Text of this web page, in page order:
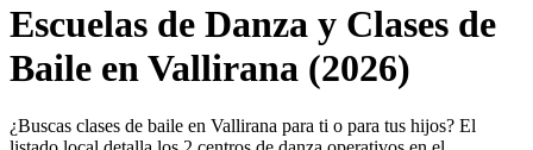
Escuelas de Danza y Clases de
Baile en Vallirana (2026)
¿Buscas clases de baile en Vallirana para ti o para tus hijos? El